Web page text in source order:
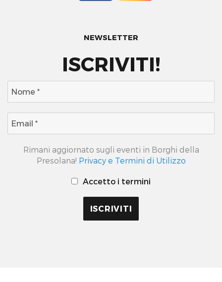
NEWSLETTER
ISCRIVITI!
Rimani aggiornato sugli eventi in Borghi della
Presolana! Privacy e Termini di Utilizzo
Accetto i termini